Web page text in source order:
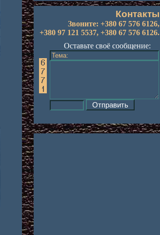
Контакты
Звоните: +380 67 576 6126,
+380 97 121 5537, +380 67 576 6126.
Оставьте своё сообщение: